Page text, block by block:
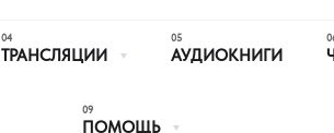
ТРАНСЛЯЦИИ АУДИОКНИГИ
ПОМОЩЬ